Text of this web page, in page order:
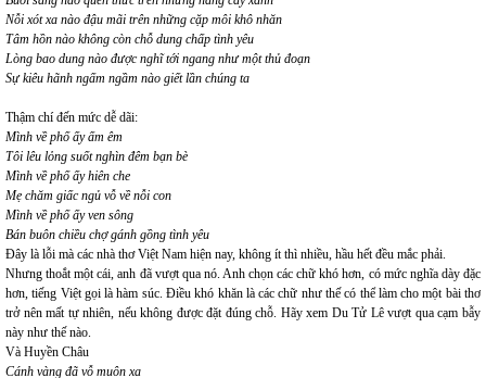
Nỗi xót xa nào đậu mãi trên những cặp môi khô nhăn
Tâm hồn nào không còn chỗ dung chấp tình yêu
Lòng bao dung nào được nghĩ tới ngang như một thủ đoạn
Sự kiêu hãnh ngấm ngầm nào giết lần chúng ta
Thậm chí đến mức dễ dãi:
Mình về phố ấy ấm êm
Tôi lêu lỏng suốt nghìn đêm bạn bè
Mình về phố ấy hiên che
Mẹ chăm giấc ngủ vỗ về nỗi con
Mình về phố ấy ven sông
Bán buôn chiều chợ gánh gồng tình yêu
Đây là lỗi mà các nhà thơ Việt Nam hiện nay, không ít thì nhiều, hầu hết đều mắc phải.
Nhưng thoắt một cái, anh đã vượt qua nó. Anh chọn các chữ khó hơn, có mức nghĩa dày đặc
hơn, tiếng Việt gọi là hàm súc. Điều khó khăn là các chữ như thế có thể làm cho một bài thơ
trở nên mất tự nhiên, nếu không được đặt đúng chỗ. Hãy xem Du Tử Lê vượt qua cạm bẫy
này như thế nào.
Và Huyền Châu
Cánh vàng đã vỗ muôn xa